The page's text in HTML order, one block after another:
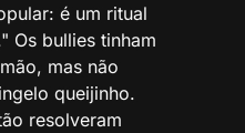
é um ritual
Os bullies tinham
mas não
queijinho.
resolveram